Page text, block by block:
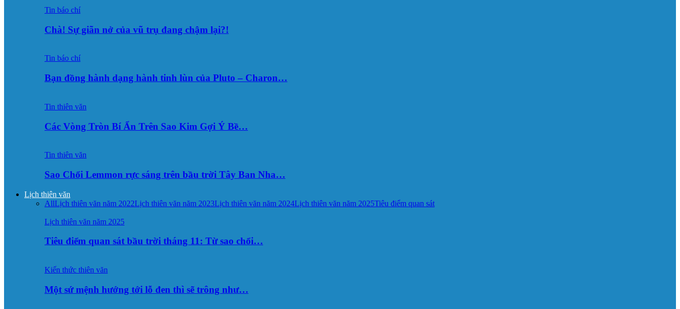
Tin báo chí
Chà! Sự giãn nở của vũ trụ đang chậm lại?!
Tin báo chí
Bạn đồng hành dạng hành tinh lùn của Pluto – Charon…
Tin thiên văn
Các Vòng Tròn Bí Ẩn Trên Sao Kim Gợi Ý Bề…
Tin thiên văn
Sao Chổi Lemmon rực sáng trên bầu trời Tây Ban Nha…
Lịch thiên văn
AllLịch thiên văn năm 2022Lịch thiên văn năm 2023Lịch thiên văn năm 2024Lịch thiên văn năm 2025Tiêu điểm quan sát
Lịch thiên văn năm 2025
Tiêu điểm quan sát bầu trời tháng 11: Từ sao chổi…
Kiến thức thiên văn
Một sứ mệnh hướng tới lỗ đen thì sẽ trông như…